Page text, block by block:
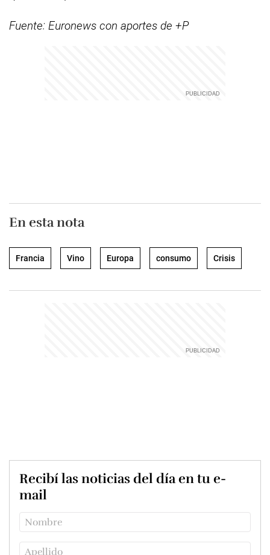
Fuente: Euronews con aportes de +P
En esta nota
Francia Vino Europa consumo Crisis
Recibí las noticias del día en tu e-
mail